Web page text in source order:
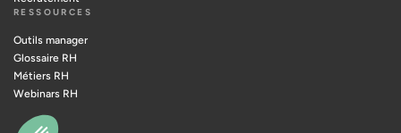
RESSOURCES
Outils manager
Glossaire RH
Métiers RH
Webinars RH